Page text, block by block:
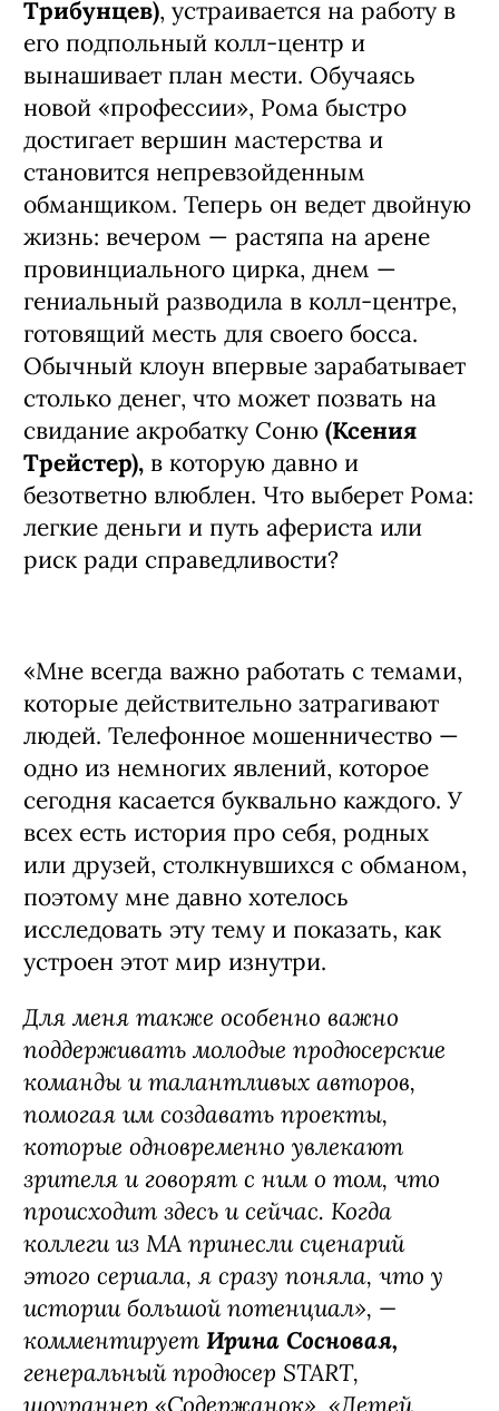
Обнаружив, что родную бабушку
обокрали мошенники, а полиция
только пожимает плечами,
провинциальный клоун Рома (Лев
Зулькарнаев)сам находит
злоумышленника(Тимофей
Трибунцев), устраивается на работу в
его подпольный колл-центр и
вынашивает план мести. Обучаясь
новой «профессии», Рома быстро
достигает вершин мастерства и
становится непревзойденным
обманщиком. Теперь он ведет двойную
жизнь: вечером — растяпа на арене
провинциального цирка, днем —
гениальный разводила в колл-центре,
готовящий месть для своего босса.
свидание акробатку Соню(Ксения
Трейстер),в которую давно и
безответно влюблен. Что выберет Рома:
легкие деньги и путь афериста или
риск ради справедливости?
«Мне всегда важно работать с темами,
которые действительно затрагивают
людей. Телефонное мошенничество —
одно из немногих явлений, которое
сегодня касается буквально каждого. У
всех есть история про себя, родных
или друзей, столкнувшихся с обманом,
поэтому мне давно хотелось
исследовать эту тему и показать, как
устроен этот мир изнутри.
Для меня также особенно важно
поддерживать молодые продюсерские
команды и талантливых авторов,
помогая им создавать проекты,
которые одновременно увлекают